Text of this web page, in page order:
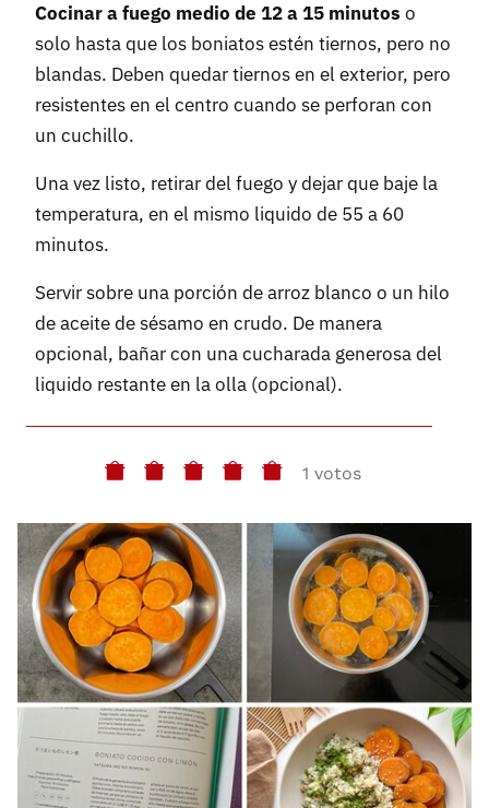
Cocinar a fuego medio de 12 a 15 minutos o
solo hasta que los boniatos estén tiernos, pero no
blandas. Deben quedar tiernos en el exterior, pero
resistentes en el centro cuando se perforan con
un cuchillo.
Una vez listo, retirar del fuego y dejar que baje la
temperatura, en el mismo liquido de 55 a 60
minutos.
Servir sobre una porción de arroz blanco o un hilo
de aceite de sésamo en crudo. De manera
opcional, bañar con una cucharada generosa del
liquido restante en la olla (opcional).
1 votos